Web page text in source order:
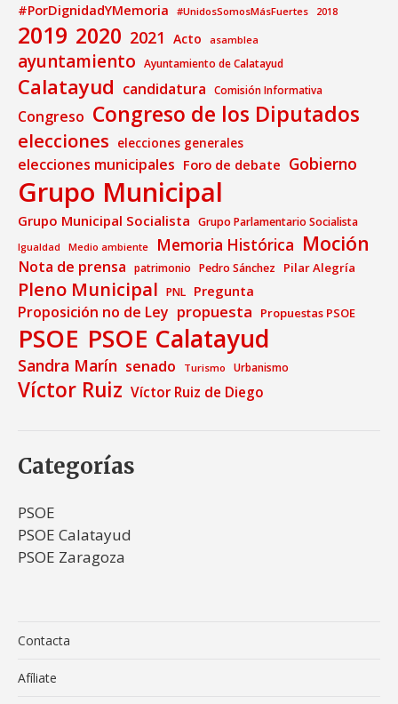
#PorDignidadYMemoria #UnidosSomosMásFuertes 2018
2019 2020 2021 Acto asamblea
ayuntamiento Ayuntamiento de Calatayud
Calatayud candidatura Comisión Informativa
Congreso Congreso de los Diputados
elecciones elecciones generales
elecciones municipales Foro de debate Gobierno
Grupo Municipal
Grupo Municipal Socialista Grupo Parlamentario Socialista
Igualdad Medio ambiente Memoria Histórica Moción
Nota de prensa patrimonio Pedro Sánchez Pilar Alegría
Pleno Municipal PNL Pregunta
Proposición no de Ley propuesta Propuestas PSOE
PSOE PSOE Calatayud
Sandra Marín senado Turismo Urbanismo
Víctor Ruiz Víctor Ruiz de Diego
Categorías
PSOE
PSOE Calatayud
PSOE Zaragoza
Contacta
Afíliate